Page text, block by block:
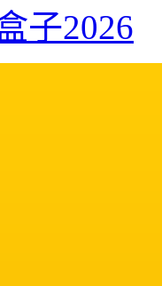
子2026